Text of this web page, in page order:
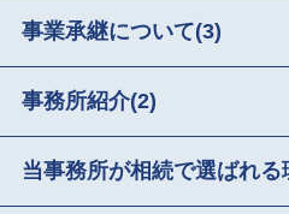
事業承継について(3)
事務所紹介(2)
当事務所が相続で選ばれる